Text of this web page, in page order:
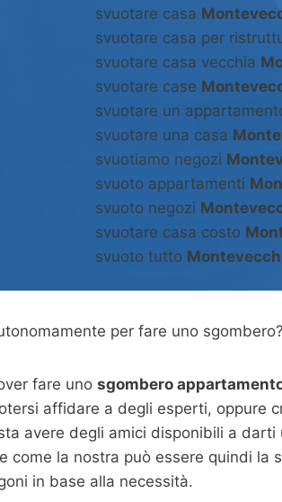
svuotare casa
svuotare casa per
svuotare casa vecchia
svuotare case
svuotare un
svuotare una casa
svuotiamo negozi
svuoto appartamenti
svuoto negozi
svuotare casa costo
svuoto tutto
per fare uno
fare uno sgombero
affidare a degli esperti, oppure
avere degli amici disponibili a
la nostra può essere quindi la
in base alla necessità.